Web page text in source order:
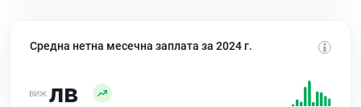
Средна нетна месечна заплата за 2024 г.
лв